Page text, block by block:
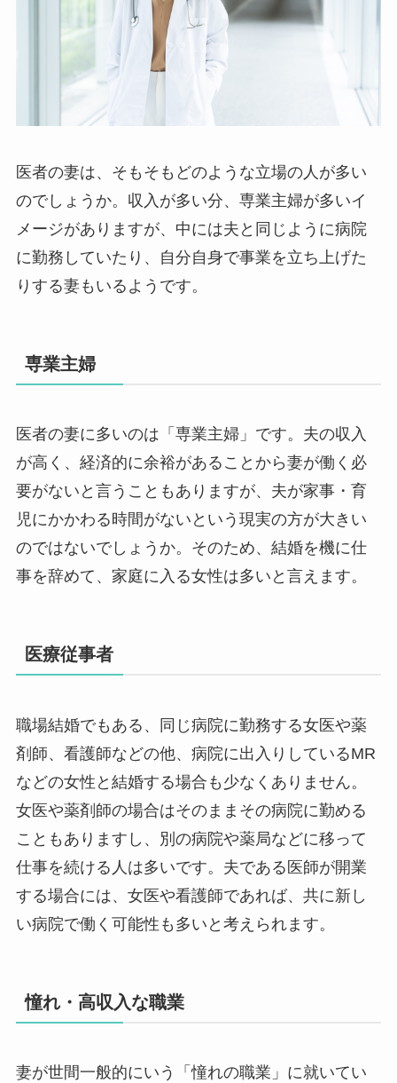
医者の妻は、そもそもどのような立場の人が多い
のでしょうか。収入が多い分、専業主婦が多いイ
メージがありますが、中には夫と同じように病院
に勤務していたり、自分自身で事業を立ち上げた
りする妻もいるようです。
専業主婦
医者の妻に多いのは「専業主婦」です。夫の収入
が高く、経済的に余裕があることから妻が働く必
要がないと言うこともありますが、夫が家事・育
児にかかわる時間がないという現実の方が大きい
のではないでしょうか。そのため、結婚を機に仕
事を辞めて、家庭に入る女性は多いと言えます。
医療従事者
職場結婚でもある、同じ病院に勤務する女医や薬
剤師、看護師などの他、病院に出入りしているMR
などの女性と結婚する場合も少なくありません。
女医や薬剤師の場合はそのままその病院に勤める
こともありますし、別の病院や薬局などに移って
仕事を続ける人は多いです。夫である医師が開業
する場合には、女医や看護師であれば、共に新し
い病院で働く可能性も多いと考えられます。
憧れ・高収入な職業
妻が世間一般的にいう「憧れの職業」に就いてい